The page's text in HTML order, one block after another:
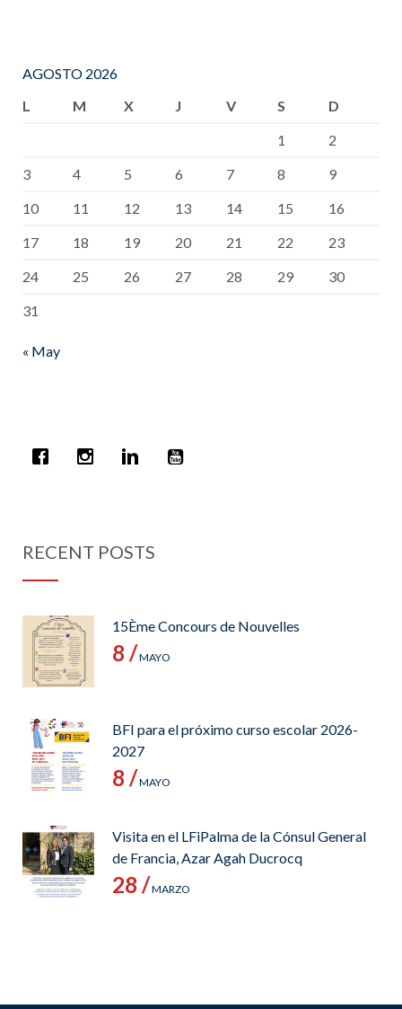
AGOSTO 2026
L
M X J V S
D
1
2
3
4 5 6 7 8
9
10
11 12 13 14 15
16
17
18 19 20 21 22
23
24
25 26 27 28 29
30
31
« May
RECENT POSTS
15Ème Concours de Nouvelles
8 /MAYO
BFI para el próximo curso escolar 2026-
2027
8 /MAYO
Visita en el LFiPalma de la Cónsul General
de Francia, Azar Agah Ducrocq
28 /MARZO